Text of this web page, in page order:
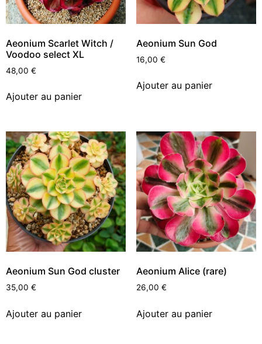
Aeonium Scarlet Witch /
Voodoo select XL
48,00 €
Ajouter au panier
Aeonium Sun God
16,00 €
Ajouter au panier
Aeonium Sun God cluster
35,00 €
Ajouter au panier
Aeonium Alice (rare)
26,00 €
Ajouter au panier